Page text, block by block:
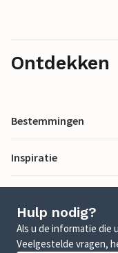
Ontdekken
Bestemmingen
Inspiratie
Hulp nodig?
Als u de informatie die
Veelgestelde vragen,